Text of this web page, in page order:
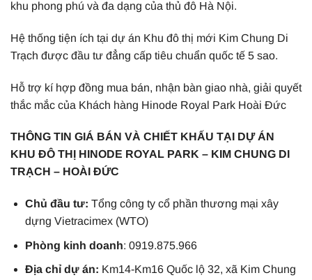
khu phong phú và đa dạng của thủ đô Hà Nội.
Hệ thống tiện ích tại dự án Khu đô thị mới Kim Chung Di
Trạch được đầu tư đẳng cấp tiêu chuẩn quốc tế 5 sao.
Hỗ trợ kí hợp đồng mua bán, nhận bàn giao nhà, giải quyết
thắc mắc của Khách hàng Hinode Royal Park Hoài Đức
THÔNG TIN GIÁ BÁN VÀ CHIẾT KHẤU TẠI DỰ ÁN
KHU ĐÔ THỊ HINODE ROYAL PARK – KIM CHUNG DI
TRẠCH – HOÀI ĐỨC
Chủ đầu tư: Tổng công ty cổ phần thương mại xây
dựng Vietracimex (WTO)
Phòng kinh doanh: 0919.875.966
Địa chỉ dự án: Km14-Km16 Quốc lộ 32, xã Kim Chung